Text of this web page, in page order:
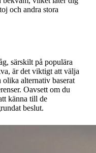
och andra stora
särskilt på populära
är det viktigt att välja
olika alternativ baserat
Oavsett om du
känna till de
beslut.